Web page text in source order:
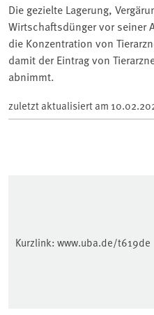
Die gezielte Lagerung,
Wirtschaftsdünger vor seiner
die Konzentration von
damit der Eintrag von
abnimmt.
zuletzt aktualisiert am
Kurzlink: www.uba.de/t619de